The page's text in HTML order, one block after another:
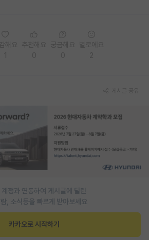
계정과 연동하여 게시글에 달린
, 소식등을 빠르게 받아보세요
카카오로 시작하기